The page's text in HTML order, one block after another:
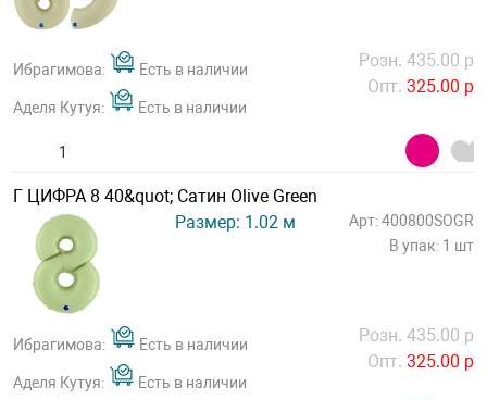
Ибрагимова: Есть в наличии
Аделя Кутуя: Есть в наличии
Розн. 435.00 р
Опт. 325.00 р
Г ЦИФРА 8 40&quot; Сатин Olive Green
Размер: 1.02 м
Арт: 400800SOGR
В упак: 1 шт
Ибрагимова: Есть в наличии
Аделя Кутуя: Есть в наличии
Розн. 435.00 р
Опт. 325.00 р